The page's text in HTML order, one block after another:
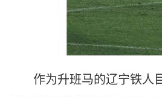
作为升班马的辽宁铁人目